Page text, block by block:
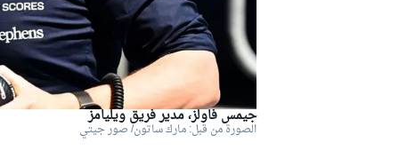
دبليو آر سي
جيمس فاولز، مدير فريق ويليامز
الصورة من قبل: مارك ساتون/ صور جيتي